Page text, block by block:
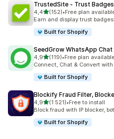
TrustedSite ‑ Trust Badges
4,4na 5 gwiazdek
(152)
Łączna liczba recenzji: 152
•Free plan
Earn and display trust
Built for Shopify
SeedGrow WhatsApp
4,9na 5 gwiazdek
(119)
Łączna liczba recenzji: 119
•Free plan
Connect, Chat & Convert
Built for Shopify
Blockify Fraud Filter,
4,9na 5 gwiazdek
(1 521)
Łączna liczba recenzji: 1521
•Free to install
Block fraud with IP blocker,
Built for Shopify